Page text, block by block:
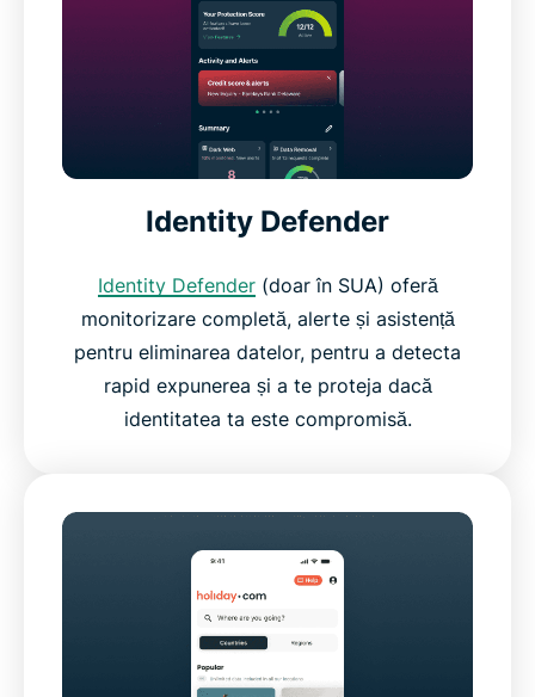
Identity Defender
Identity Defender(doar în SUA) oferă
monitorizare completă, alerte și asistență
pentru eliminarea datelor, pentru a detecta
rapid expunerea și a te proteja dacă
identitatea ta este compromisă.